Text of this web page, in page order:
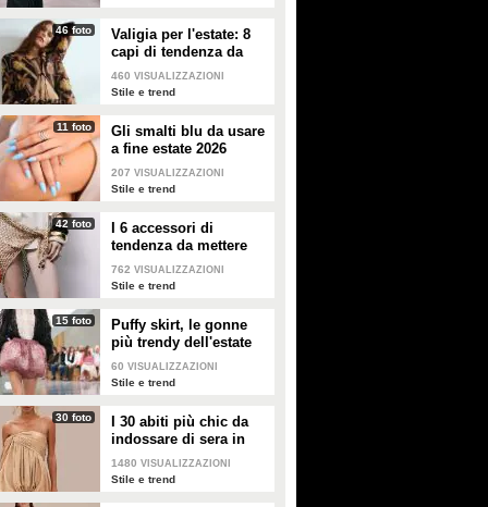
46 foto
Valigia per l'estate: 8
capi di tendenza da
portare in vacanza
460 VISUALIZZAZIONI
Stile e trend
11 foto
Gli smalti blu da usare
a fine estate 2026
207 VISUALIZZAZIONI
Stile e trend
42 foto
I 6 accessori di
tendenza da mettere
nella valigia dell'estate
2026
762 VISUALIZZAZIONI
Stile e trend
15 foto
Puffy skirt, le gonne
più trendy dell'estate
2026 sono quelle a
palloncino
60 VISUALIZZAZIONI
Stile e trend
30 foto
I 30 abiti più chic da
indossare di sera in
estate
1480 VISUALIZZAZIONI
Stile e trend
Elodie e Franceska tra
topless e bikini, il primo
servizio fotografico insieme
celebra la sensualità
Elodie e Franceska Nuredini
hanno posato per la prima volta
insieme in un servizio fotografico
"ufficiale". Tra micro bikini,
collant velati e topless, hanno
lasciato emergere tutta l'innata
sensualità.
È la "no makeup summer"
assieme al compagno José